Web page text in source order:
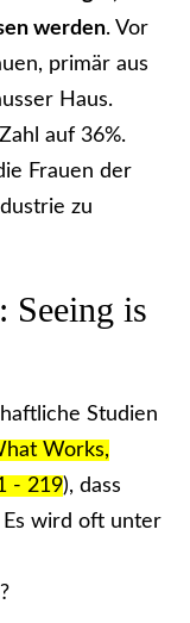
werden. Vor
primär aus
Haus.
auf 36%.
Frauen der
zu
Seeing is
Studien
Works,
- 219), dass
wird oft unter